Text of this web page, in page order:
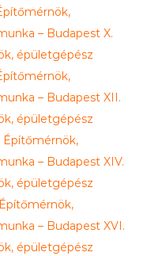
– Budapest X.
épületgépész
– Budapest XII.
épületgépész
Építőmérnök,
– Budapest XIV.
épületgépész
Építőmérnök,
– Budapest XVI.
épületgépész